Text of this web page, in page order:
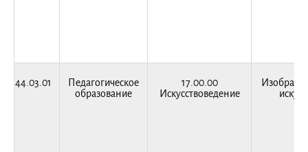
44.03.01
Педагогическое
образование
17.00.00
Искусствоведение